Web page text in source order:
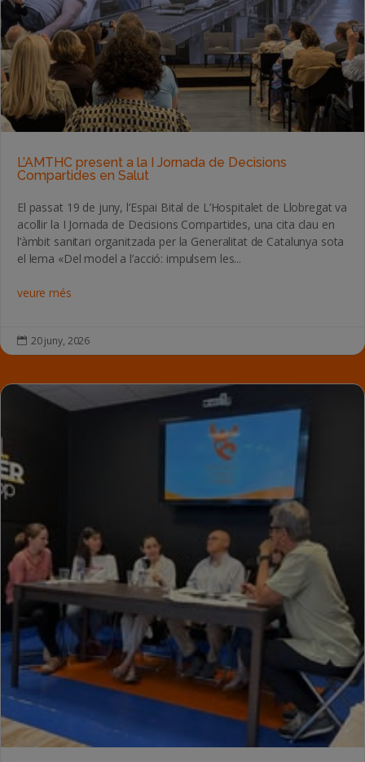
L’AMTHC present a la I Jornada de Decisions
Compartides en Salut
El passat 19 de juny, l’Espai Bital de L’Hospitalet de Llobregat va
acollir la I Jornada de Decisions Compartides, una cita clau en
l’àmbit sanitari organitzada per la Generalitat de Catalunya sota
el lema «Del model a l’acció: impulsem les...
veure més
 20 juny, 2026